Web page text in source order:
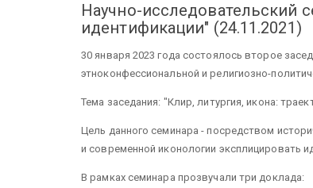
Научно-исследовательский
идентификации" (24.11.2021)
30 января 2023 года состоялось второе
этноконфессиональной и религиозно-
Тема заседания: "Клир, литургия, икона:
Цель данного семинара - посредством
и современной иконологии эксплицировать
В рамках семинара прозвучали три доклада: